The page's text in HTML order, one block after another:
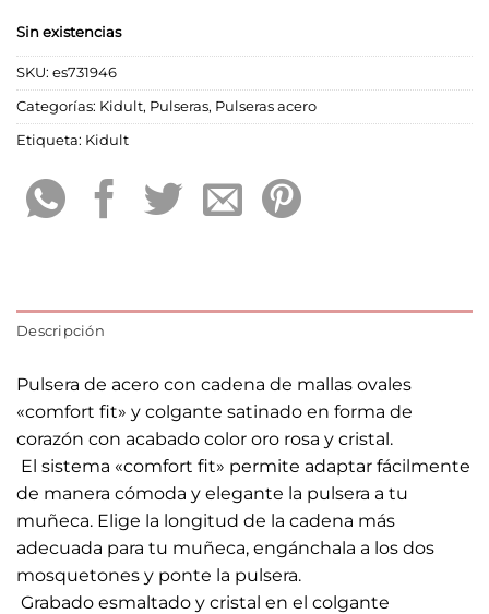
Sin existencias
SKU: es731946
Categorías: Kidult, Pulseras, Pulseras acero
Etiqueta: Kidult
Descripción
Pulsera de acero con cadena de mallas ovales
«comfort fit» y colgante satinado en forma de
corazón con acabado color oro rosa y cristal.
 El sistema «comfort fit» permite adaptar fácilmente
de manera cómoda y elegante la pulsera a tu
muñeca. Elige la longitud de la cadena más
adecuada para tu muñeca, engánchala a los dos
mosquetones y ponte la pulsera.
 Grabado esmaltado y cristal en el colgante